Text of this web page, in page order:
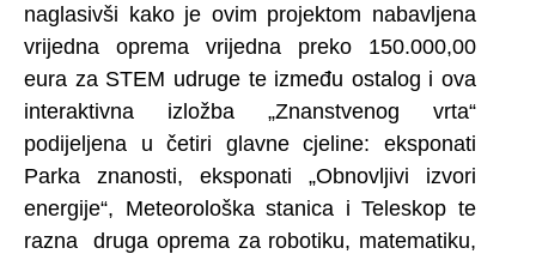
naglasivši kako je ovim projektom nabavljena
vrijedna oprema vrijedna preko 150.000,00
eura za STEM udruge te između ostalog i ova
interaktivna izložba „Znanstvenog vrta“
podijeljena u četiri glavne cjeline: eksponati
Parka znanosti, eksponati „Obnovljivi izvori
energije“, Meteorološka stanica i Teleskop te
razna druga oprema za robotiku, matematiku,